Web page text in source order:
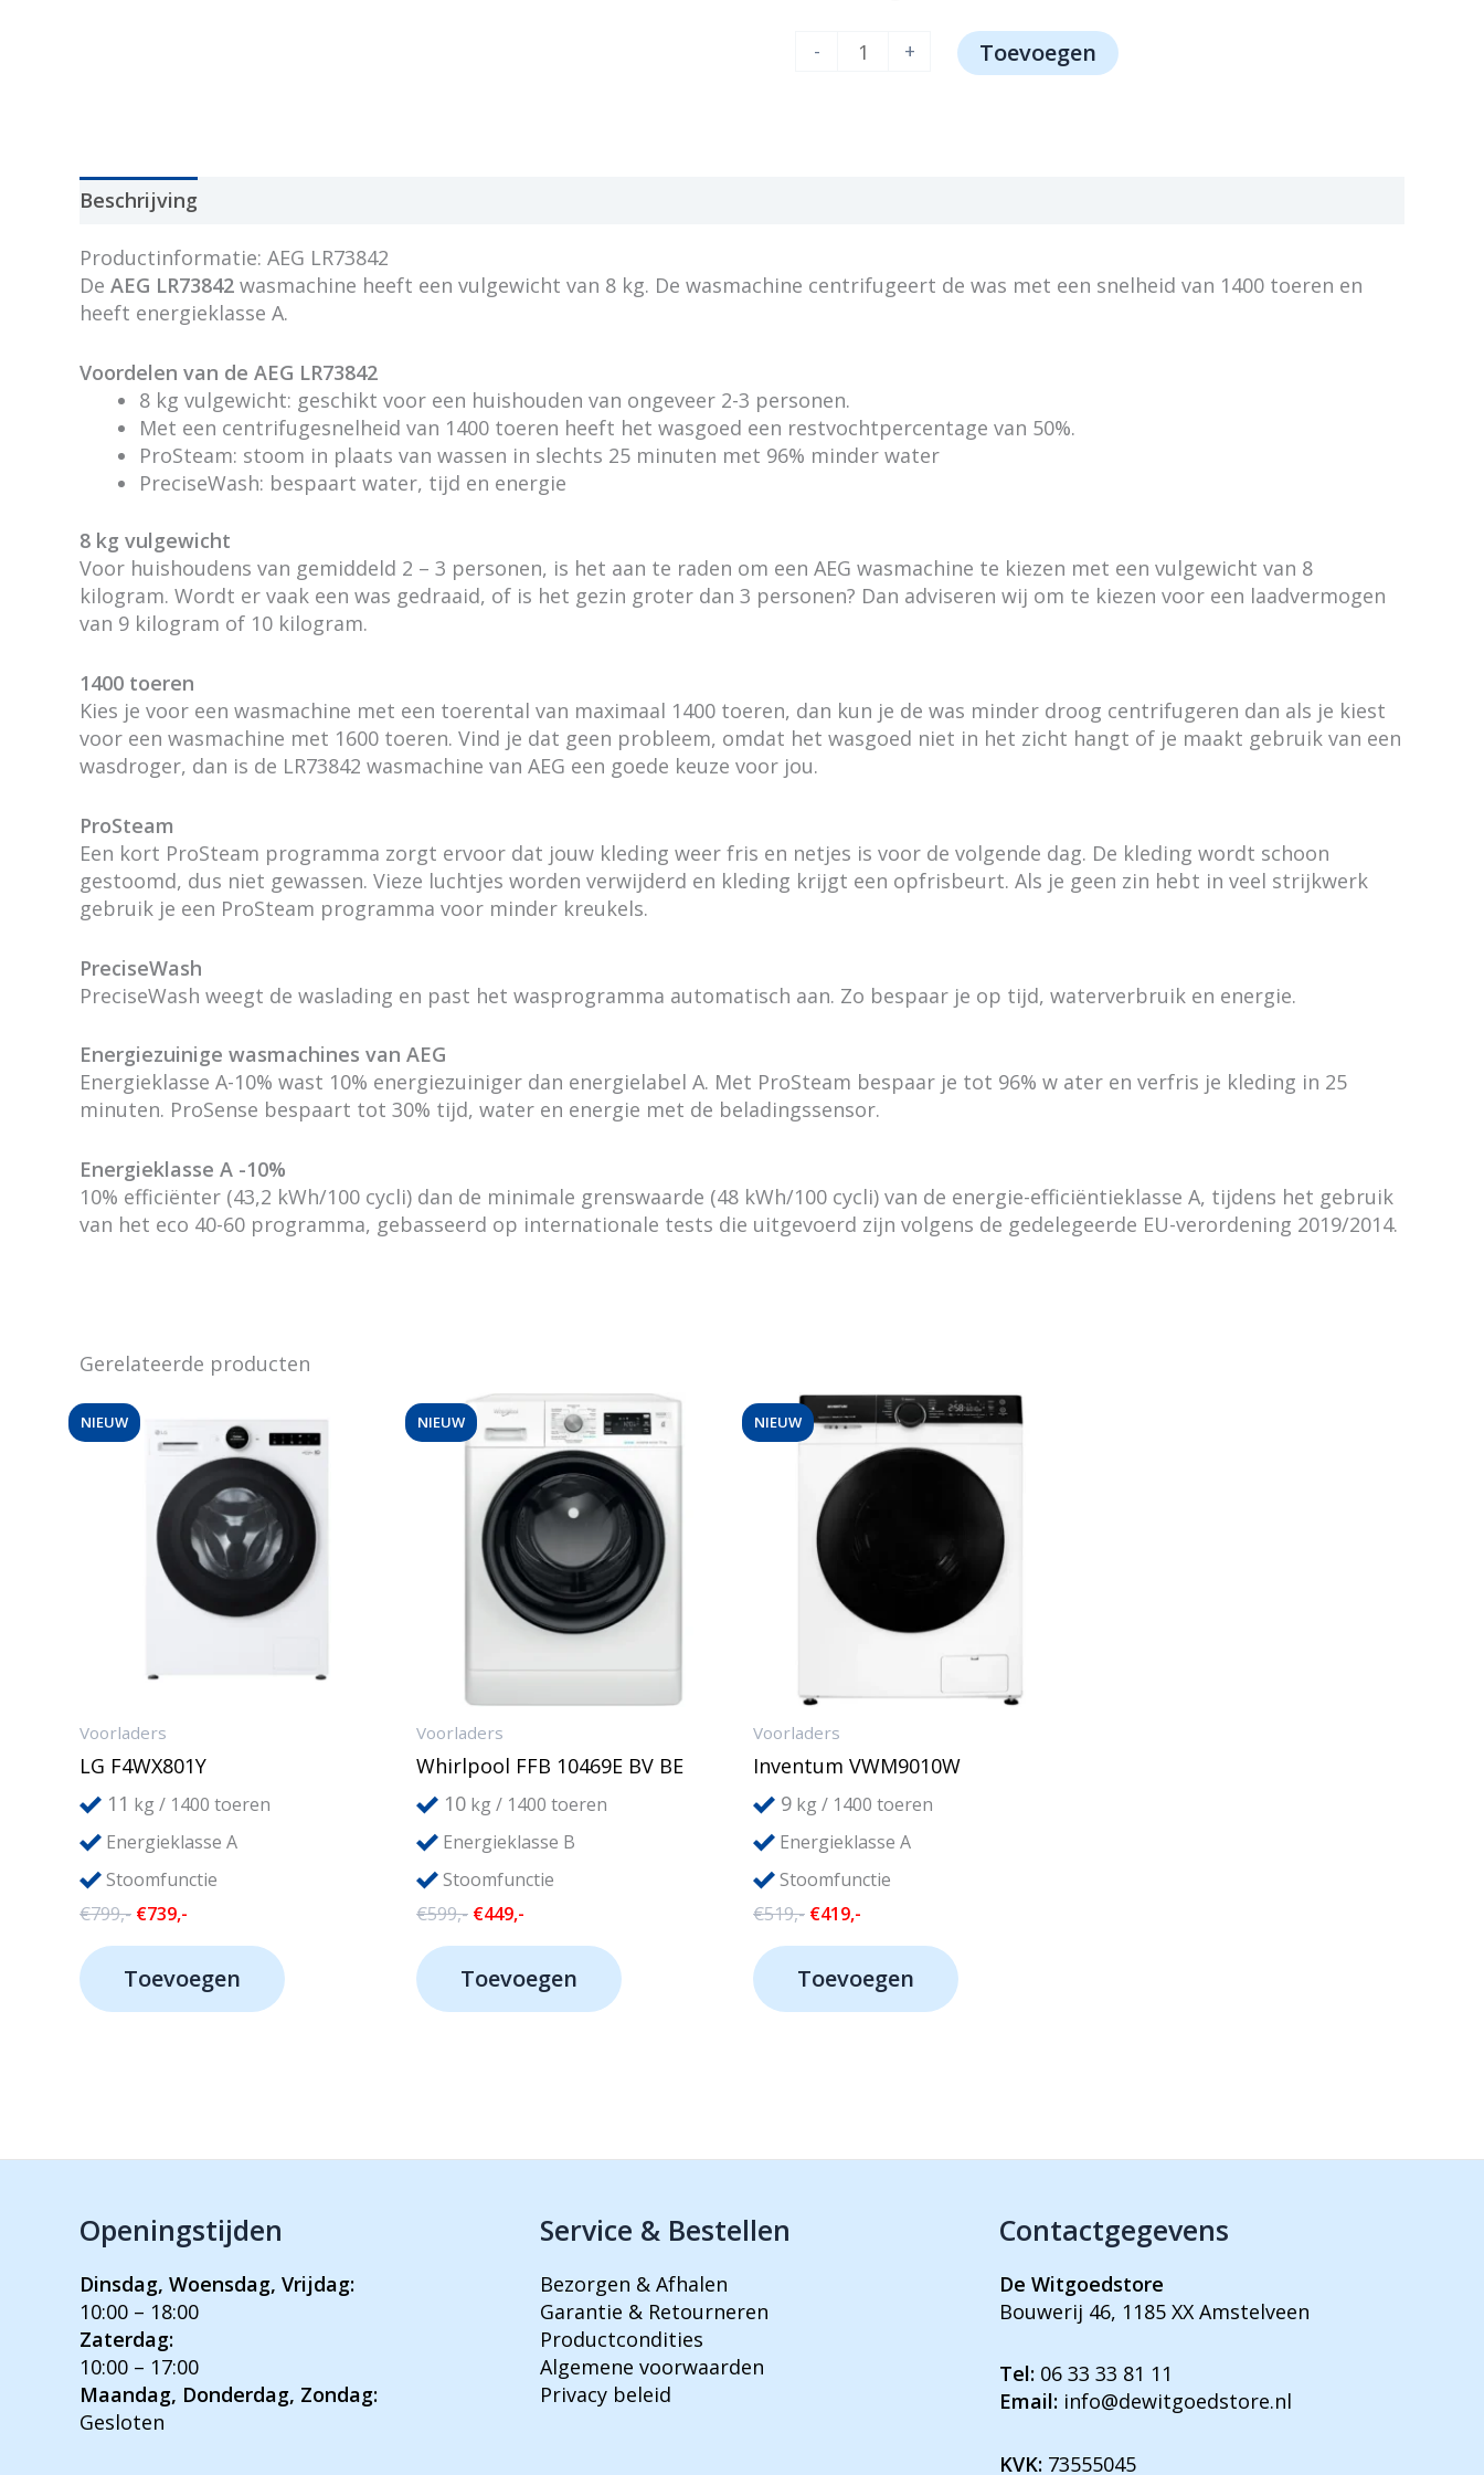
- + Toevoegen
Beschrijving
Productinformatie: AEG LR73842
De AEG LR73842 wasmachine heeft een vulgewicht van 8 kg. De wasmachine centrifugeert de was met een snelheid van 1400 toeren en
heeft energieklasse A.
Voordelen van de AEG LR73842
8 kg vulgewicht: geschikt voor een huishouden van ongeveer 2-3 personen.
Met een centrifugesnelheid van 1400 toeren heeft het wasgoed een restvochtpercentage van 50%.
ProSteam: stoom in plaats van wassen in slechts 25 minuten met 96% minder water
PreciseWash: bespaart water, tijd en energie
8 kg vulgewicht
Voor huishoudens van gemiddeld 2 – 3 personen, is het aan te raden om een AEG wasmachine te kiezen met een vulgewicht van 8
kilogram. Wordt er vaak een was gedraaid, of is het gezin groter dan 3 personen? Dan adviseren wij om te kiezen voor een laadvermogen
van 9 kilogram of 10 kilogram.
1400 toeren
Kies je voor een wasmachine met een toerental van maximaal 1400 toeren, dan kun je de was minder droog centrifugeren dan als je kiest
voor een wasmachine met 1600 toeren. Vind je dat geen probleem, omdat het wasgoed niet in het zicht hangt of je maakt gebruik van een
wasdroger, dan is de LR73842 wasmachine van AEG een goede keuze voor jou.
ProSteam
Een kort ProSteam programma zorgt ervoor dat jouw kleding weer fris en netjes is voor de volgende dag. De kleding wordt schoon
gestoomd, dus niet gewassen. Vieze luchtjes worden verwijderd en kleding krijgt een opfrisbeurt. Als je geen zin hebt in veel strijkwerk
gebruik je een ProSteam programma voor minder kreukels.
PreciseWash
PreciseWash weegt de waslading en past het wasprogramma automatisch aan. Zo bespaar je op tijd, waterverbruik en energie.
Energiezuinige wasmachines van AEG
Energieklasse A-10% wast 10% energiezuiniger dan energielabel A. Met ProSteam bespaar je tot 96% w ater en verfris je kleding in 25
minuten. ProSense bespaart tot 30% tijd, water en energie met de beladingssensor.
Energieklasse A -10%
10% efficiënter (43,2 kWh/100 cycli) dan de minimale grenswaarde (48 kWh/100 cycli) van de energie-efficiëntieklasse A, tijdens het gebruik
van het eco 40-60 programma, gebasseerd op internationale tests die uitgevoerd zijn volgens de gedelegeerde EU-verordening 2019/2014.
Gerelateerde producten
NIEUW
Voorladers
LG F4WX801Y
11 kg / 1400 toeren
Energieklasse A
Stoomfunctie
€799,- Oorspronkelijke
€799,-.
€739,-
€739,-.
Toevoegen
NIEUW
Voorladers
Whirlpool FFB 10469E BV BE
10 kg / 1400 toeren
Energieklasse B
Stoomfunctie
€599,- Oorspronkelijke
€599,-.
€449,-
€449,-.
Toevoegen
NIEUW
Voorladers
Inventum VWM9010W
9 kg / 1400 toeren
Energieklasse A
Stoomfunctie
€519,- Oorspronkelijke
€519,-.
€419,-
€419,-.
Toevoegen
Openingstijden
Dinsdag, Woensdag, Vrijdag:
10:00 – 18:00
Zaterdag:
10:00 – 17:00
Maandag, Donderdag, Zondag:
Gesloten
Service & Bestellen
Bezorgen & Afhalen
Garantie & Retourneren
Productcondities
Algemene voorwaarden
Privacy beleid
Contactgegevens
De Witgoedstore
Bouwerij 46, 1185 XX Amstelveen
Tel: 06 33 33 81 11
Email: info@dewitgoedstore.nl
KVK: 73555045